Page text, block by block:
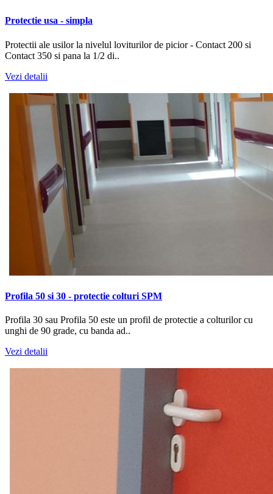
Protectie usa - simpla
Protectii ale usilor la nivelul loviturilor de picior - Contact 200 si
Contact 350 si pana la 1/2 di..
Vezi detalii
Profila 50 si 30 - protectie colturi SPM
Profila 30 sau Profila 50 este un profil de protectie a colturilor cu
unghi de 90 grade, cu banda ad..
Vezi detalii